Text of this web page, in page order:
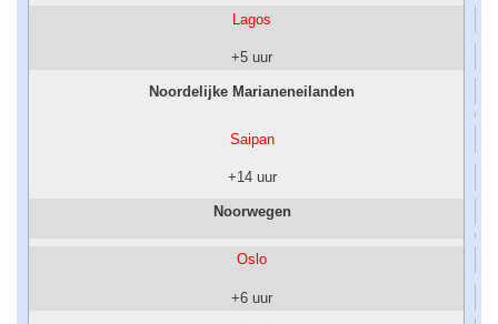
Lagos
+5 uur
Noordelijke Marianeneilanden
Saipan
+14 uur
Noorwegen
Oslo
+6 uur